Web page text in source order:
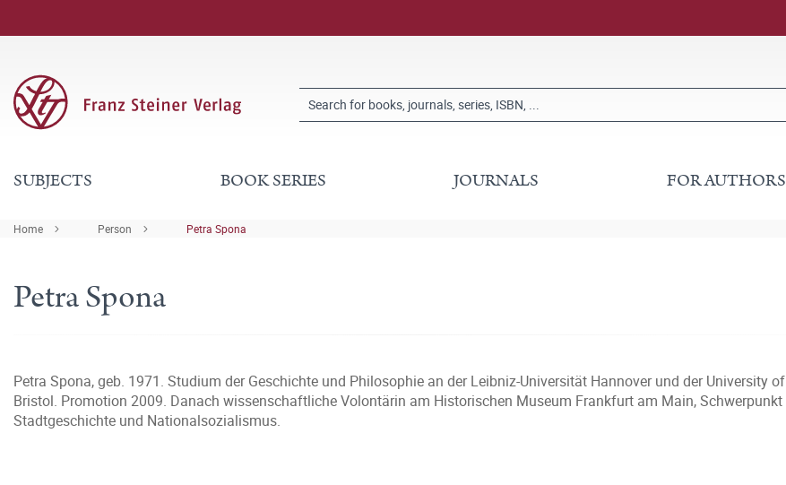
SUBJECTS BOOK SERIES JOURNALS FOR AUTHORS
Home Person Petra Spona
Petra Spona
Petra Spona, geb. 1971. Studium der Geschichte und Philosophie an der Leibniz-Universität Hannover und der University of
Bristol. Promotion 2009. Danach wissenschaftliche Volontärin am Historischen Museum Frankfurt am Main, Schwerpunkt
Stadtgeschichte und Nationalsozialismus.